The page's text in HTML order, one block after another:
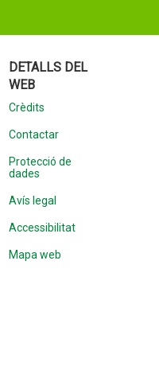
DETALLS DEL
WEB
Crèdits
Contactar
Protecció de
dades
Avís legal
Accessibilitat
Mapa web